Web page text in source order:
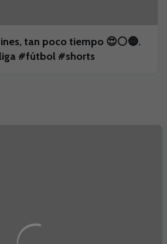
tan poco tiempo 😍⚪🔵.
#fútbol #shorts